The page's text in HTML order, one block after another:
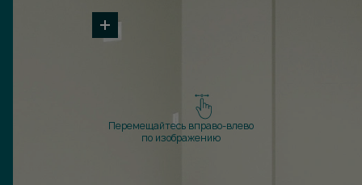
Перемещайтесь вправо-влево
по изображению